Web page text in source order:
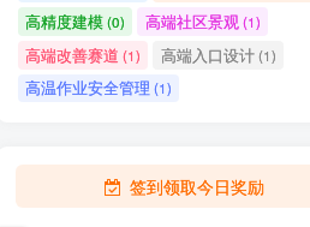
高精度建模(0) 高端社区景观 (1)
高端改善赛道 (1) 高端入口设计(1)
高温作业安全管理 (1)
签到领取今日奖励